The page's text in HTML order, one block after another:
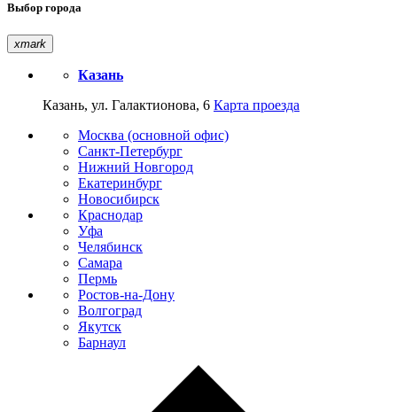
Выбор города
xmark
Казань
Казань, ул. Галактионова, 6 Карта проезда
Москва (основной офис)
Санкт-Петербург
Нижний Новгород
Екатеринбург
Новосибирск
Краснодар
Уфа
Челябинск
Самара
Пермь
Ростов-на-Дону
Волгоград
Якутск
Барнаул